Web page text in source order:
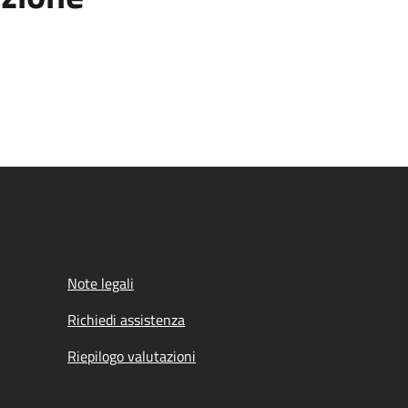
Note legali
Richiedi assistenza
Riepilogo valutazioni